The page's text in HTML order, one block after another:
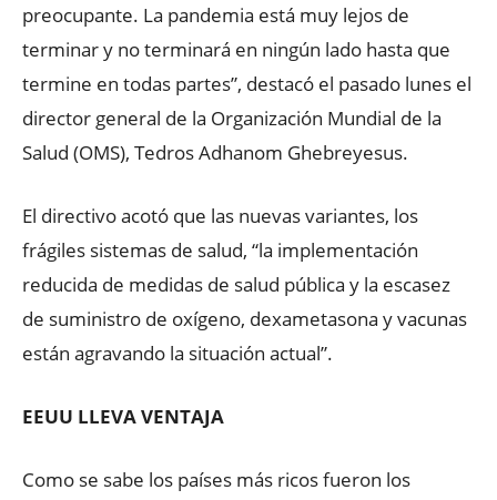
preocupante. La pandemia está muy lejos de
terminar y no terminará en ningún lado hasta que
termine en todas partes”, destacó el pasado lunes el
director general de la Organización Mundial de la
Salud (OMS), Tedros Adhanom Ghebreyesus.
El directivo acotó que las nuevas variantes, los
frágiles sistemas de salud, “la implementación
reducida de medidas de salud pública y la escasez
de suministro de oxígeno, dexametasona y vacunas
están agravando la situación actual”.
EEUU LLEVA VENTAJA
Como se sabe los países más ricos fueron los